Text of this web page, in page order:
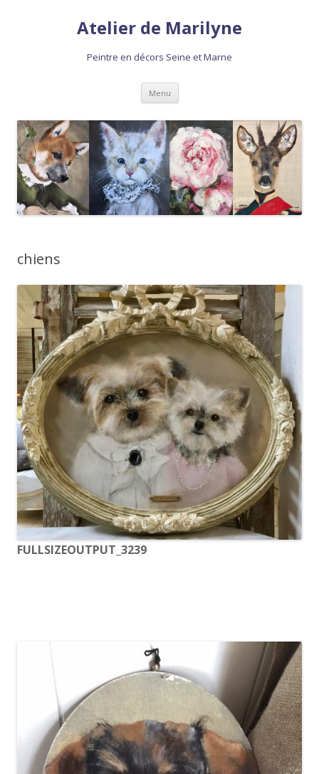
Atelier de Marilyne
Peintre en décors Seine et Marne
Menu Aller
contenu
chiens
FULLSIZEOUTPUT_3239